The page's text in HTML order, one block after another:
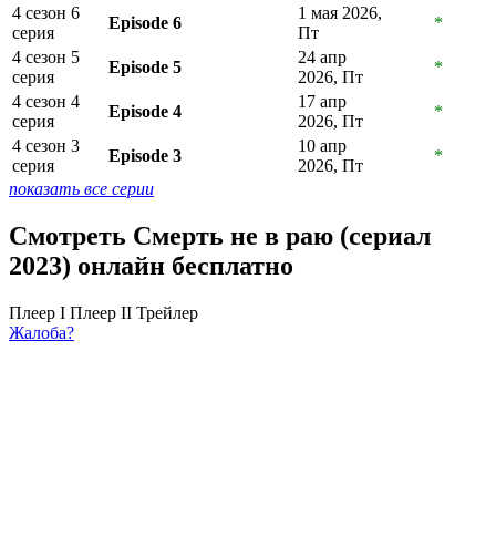
4 сезон 6
серия
Episode 6
1 мая 2026,
Пт
*
4 сезон 5
серия
Episode 5
24 апр
2026, Пт
*
4 сезон 4
серия
Episode 4
17 апр
2026, Пт
*
4 сезон 3
серия
Episode 3
10 апр
2026, Пт
*
показать все серии
Смотреть Смерть не в раю (сериал
2023) онлайн бесплатно
Плеер I Плеер II Трейлер
Жалоба?